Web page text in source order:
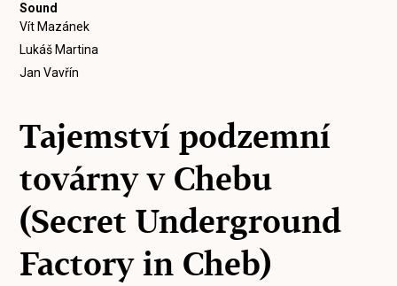
Sound
Vít Mazánek
Lukáš Martina
Jan Vavřín
Tajemství podzemní
továrny v Chebu
(Secret Underground
Factory in Cheb)